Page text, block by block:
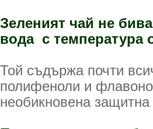
Зеленият чай не
вода с температура
Той съдържа почти
полифеноли и
необикновена